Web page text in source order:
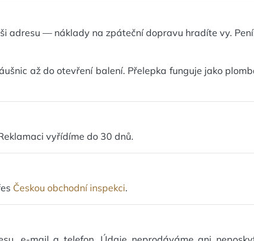
adresu — náklady na zpáteční dopravu hradíte vy.
až do otevření balení. Přelepka funguje jako
vyřídíme do 30 dnů.
Českou obchodní inspekci.